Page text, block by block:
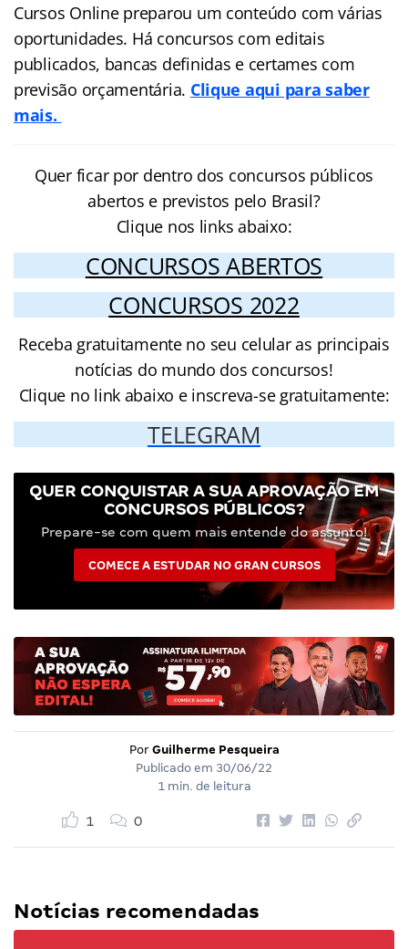
Cursos Online preparou um conteúdo com várias
oportunidades. Há concursos com editais
publicados, bancas definidas e certames com
previsão orçamentária. Clique aqui para saber
mais.
Quer ficar por dentro dos concursos públicos
abertos e previstos pelo Brasil?
Clique nos links abaixo:
CONCURSOS ABERTOS
CONCURSOS 2022
Receba gratuitamente no seu celular as principais
notícias do mundo dos concursos!
Clique no link abaixo e inscreva-se gratuitamente:
TELEGRAM
QUER CONQUISTAR A SUA APROVAÇÃO EM
CONCURSOS PÚBLICOS?
Prepare-se com quem mais entende do assunto!
COMECE A ESTUDAR NO GRAN CURSOS
Por Guilherme Pesqueira
Publicado em 30/06/22
1 min. de leitura
1 0
Notícias recomendadas